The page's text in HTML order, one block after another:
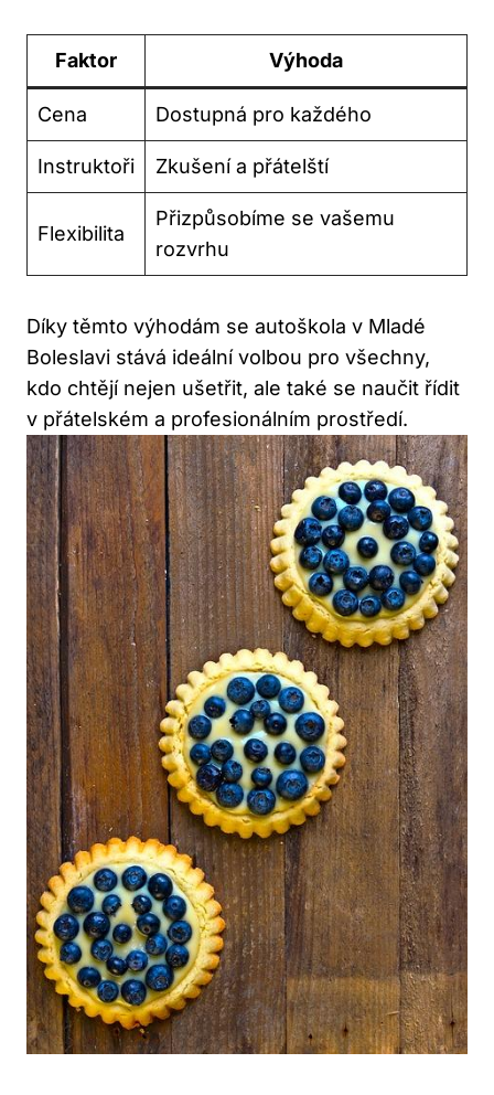
Faktor Výhoda
Cena Dostupná pro každého
Instruktoři Zkušení a přátelští
Flexibilita
Přizpůsobíme se vašemu
rozvrhu
Díky těmto výhodám se autoškola v Mladé
Boleslavi stává ideální volbou pro všechny,
kdo chtějí nejen ušetřit, ale také se naučit řídit
v přátelském a profesionálním prostředí.